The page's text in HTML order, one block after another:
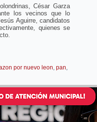
César Garza
los vecinos que lo
Aguirre, candidatos
quienes se
por nuevo leon, pan,